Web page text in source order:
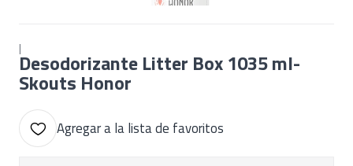
|
Desodorizante Litter Box 1035 ml-
Skouts Honor
Agregar a la lista de favoritos